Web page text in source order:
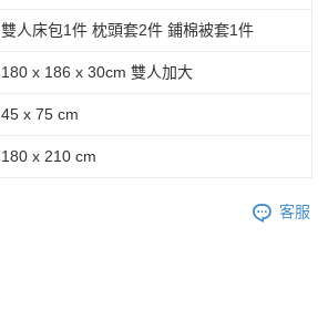
雙人床包1件 枕頭套2件 鋪棉被套1件
180 x 186 x 30cm 雙人加大
45 x 75 cm
180 x 210 cm
客服